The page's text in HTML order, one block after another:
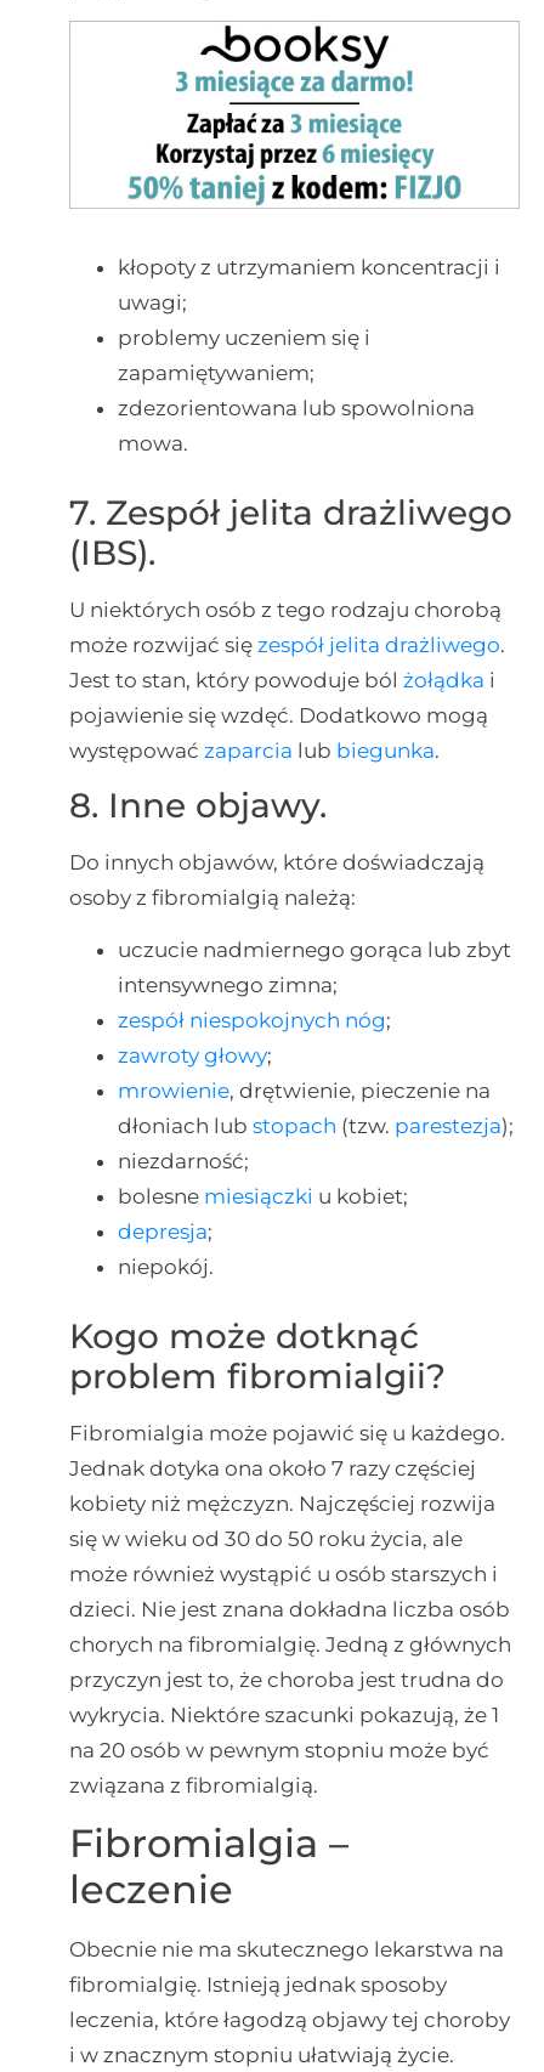
kłopoty z utrzymaniem koncentracji i
uwagi;
problemy uczeniem się i
zapamiętywaniem;
zdezorientowana lub spowolniona
mowa.
7. Zespół jelita drażliwego
(IBS).
U niektórych osób z tego rodzaju chorobą
może rozwijać się zespół jelita drażliwego.
Jest to stan, który powoduje ból żołądka i
pojawienie się wzdęć. Dodatkowo mogą
występować zaparcia lub biegunka.
8. Inne objawy.
Do innych objawów, które doświadczają
osoby z fibromialgią należą:
uczucie nadmiernego gorąca lub zbyt
intensywnego zimna;
zespół niespokojnych nóg;
zawroty głowy;
mrowienie, drętwienie, pieczenie na
dłoniach lub stopach (tzw. parestezja);
niezdarność;
bolesne miesiączki u kobiet;
depresja;
niepokój.
Kogo może dotknąć
problem fibromialgii?
Fibromialgia może pojawić się u każdego.
Jednak dotyka ona około 7 razy częściej
kobiety niż mężczyzn. Najczęściej rozwija
się w wieku od 30 do 50 roku życia, ale
może również wystąpić u osób starszych i
dzieci. Nie jest znana dokładna liczba osób
chorych na fibromialgię. Jedną z głównych
przyczyn jest to, że choroba jest trudna do
wykrycia. Niektóre szacunki pokazują, że 1
na 20 osób w pewnym stopniu może być
związana z fibromialgią.
Fibromialgia –
leczenie
Obecnie nie ma skutecznego lekarstwa na
fibromialgię. Istnieją jednak sposoby
leczenia, które łagodzą objawy tej choroby
i w znacznym stopniu ułatwiają życie.